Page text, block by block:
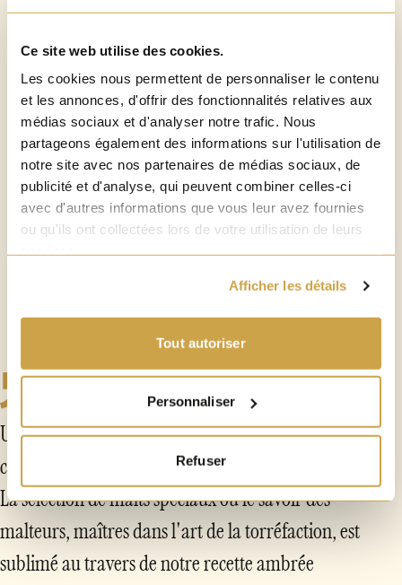
Ce site web utilise des cookies.
Les cookies nous permettent de personnaliser le contenu
et les annonces, d'offrir des fonctionnalités relatives aux
médias sociaux et d'analyser notre trafic. Nous
partageons également des informations sur l'utilisation de
notre site avec nos partenaires de médias sociaux, de
publicité et d'analyse, qui peuvent combiner celles-ci
avec d'autres informations que vous leur avez fournies
ou qu'ils ont collectées lors de votre utilisation de leurs
Afficher les détails
Tout autoriser
Personnaliser
Refuser
TEMPÉRATURE DE SERVICE
8°
TYPE
Ambrée
Un caractère malté pour une bière gourmande et
chaleureuse !
La sélection de malts spéciaux où le savoir des
malteurs, maîtres dans l'art de la torréfaction, est
sublimé au travers de notre recette ambrée